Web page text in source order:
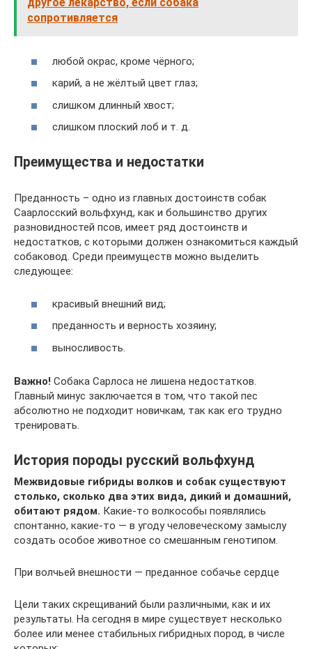
сопротивляется
любой окрас, кроме чёрного;
карий, а не жёлтый цвет глаз;
слишком длинный хвост;
слишком плоский лоб и т. д.
Преимущества и недостатки
Преданность – одно из главных достоинств собак
Саарлосский вольфхунд, как и большинство других
разновидностей псов, имеет ряд достоинств и
недостатков, с которыми должен ознакомиться каждый
собаковод. Среди преимуществ можно выделить
следующее:
красивый внешний вид;
преданность и верность хозяину;
выносливость.
Важно! Собака Сарлоса не лишена недостатков.
Главный минус заключается в том, что такой пес
абсолютно не подходит новичкам, так как его трудно
тренировать.
История породы русский вольфхунд
Межвидовые гибриды волков и собак существуют
столько, сколько два этих вида, дикий и домашний,
обитают рядом. Какие-то волкособы появлялись
спонтанно, какие-то — в угоду человеческому замыслу
создать особое животное со смешанным генотипом.
При волчьей внешности — преданное собачье сердце
Цели таких скрещиваний были различными, как и их
результаты. На сегодня в мире существует несколько
более или менее стабильных гибридных пород, в числе